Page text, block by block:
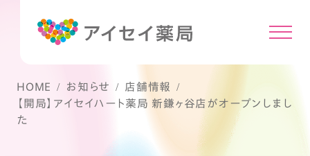
HOME お知らせ
店舗情報
【開局】アイセイハート薬局 新鎌ヶ谷店がオープンしまし
た